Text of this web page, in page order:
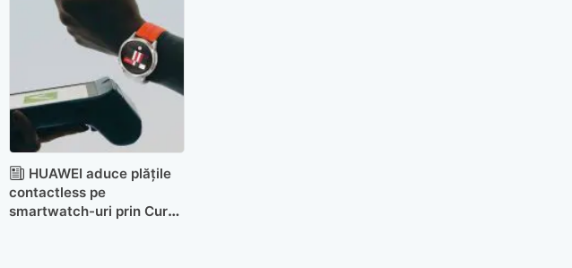
HUAWEI aduce plățile
contactless pe
smartwatch-uri prin Curve